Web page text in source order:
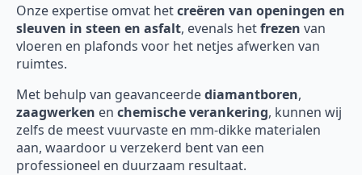
Onze expertise omvat hetcreëren van openingen en
sleuven in steen en asfalt, evenals hetfrezen van
vloeren en plafonds voor het netjes afwerken van
ruimtes.
Met behulp van geavanceerdediamantboren,
zaagwerken en chemische verankering, kunnen wij
zelfs de meest vuurvaste en mm-dikke materialen
aan, waardoor u verzekerd bent van een
professioneel en duurzaam resultaat.